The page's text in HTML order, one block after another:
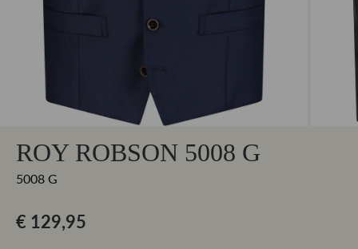
ROY ROBSON 5008 G
5008 G
€ 129,95